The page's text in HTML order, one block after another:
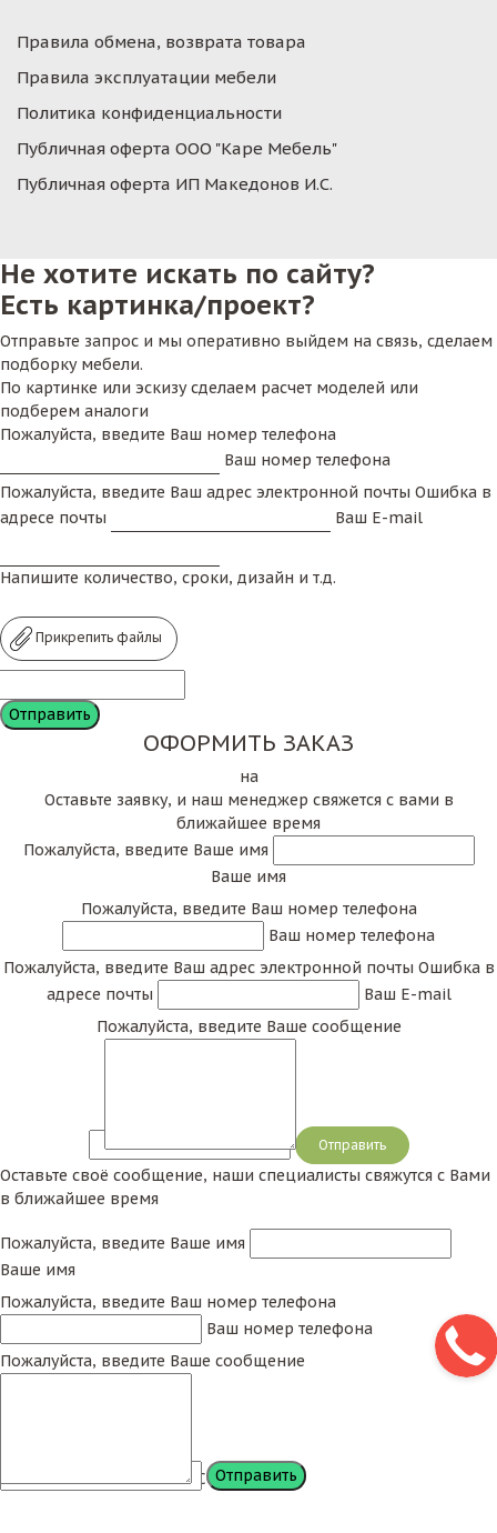
Правила обмена, возврата товара
Правила эксплуатации мебели
Политика конфиденциальности
Публичная оферта ООО "Каре Мебель"
Публичная оферта ИП Македонов И.С.
Не хотите искать по сайту?
Есть картинка/проект?
Отправьте запрос и мы оперативно выйдем на связь, сделаем
подборку мебели.
По картинке или эскизу сделаем расчет моделей или
подберем аналоги
Пожалуйста, введите Ваш номер телефона
Ваш номер телефона
Пожалуйста, введите Ваш адрес электронной почты Ошибка в
адресе почты
Ваш E-mail
Напишите количество, сроки, дизайн и т.д.
Прикрепить файлы
ОФОРМИТЬ ЗАКАЗ
на
Оставьте заявку, и наш менеджер свяжется с вами в
ближайшее время
Пожалуйста, введите Ваше имя
Ваше имя
Пожалуйста, введите Ваш номер телефона
Ваш номер телефона
Пожалуйста, введите Ваш адрес электронной почты Ошибка в
адресе почты
Ваш E-mail
Пожалуйста, введите Ваше сообщение
Сообщение
Оставьте своё сообщение, наши специалисты свяжутся с Вами
в ближайшее время
Пожалуйста, введите Ваше имя
Ваше имя
Пожалуйста, введите Ваш номер телефона
Ваш номер телефона
Пожалуйста, введите Ваше сообщение
Сообщение